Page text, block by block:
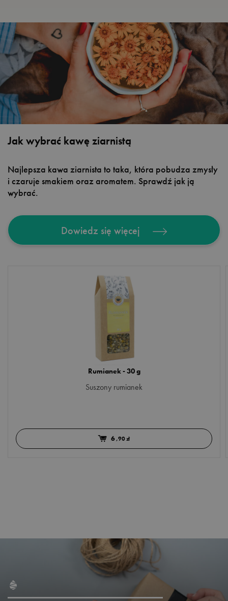
Jak wybrać kawę ziarnistą
Najlepsza kawa ziarnista to taka, która pobudza zmysły
i czaruje smakiem oraz aromatem. Sprawdź jak ją
wybrać.
Dowiedz się więcej
Rumianek - 30 g
Suszony rumianek
6,90 zł